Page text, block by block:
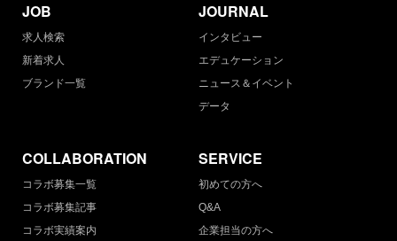
JOB
求人検索
新着求人
ブランド一覧
JOURNAL
インタビュー
エデュケーション
ニュース＆イベント
データ
COLLABORATION
コラボ募集一覧
コラボ募集記事
コラボ実績案内
SERVICE
初めての方へ
Q&A
企業担当の方へ